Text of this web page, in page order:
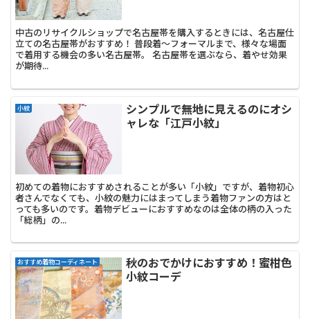
中古のリサイクルショップで名古屋帯を購入するときには、名古屋仕
立ての名古屋帯がおすすめ！ 普段着～フォーマルまで、様々な場面
で着用する機会の多い名古屋帯。 名古屋帯を選ぶなら、着やせ効果
が期待...
小紋
シンプルで無地に見えるのにオシ
ャレな「江戸小紋」
初めての着物におすすめされることが多い「小紋」ですが、着物初心
者さんでなくても、小紋の魅力にはまってしまう着物ファンの方はと
っても多いのです。着物デビューにおすすめなのは全体の柄の入った
「総柄」の...
おすすめ着物コーディネート
秋のおでかけにおすすめ！蜜柑色
小紋コーデ